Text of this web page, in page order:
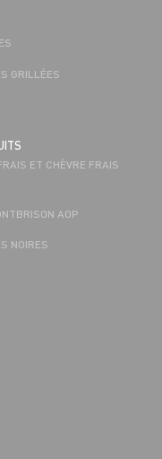
GRILLÉES
ET CHÈVRE FRAIS
AOP
NOIRES